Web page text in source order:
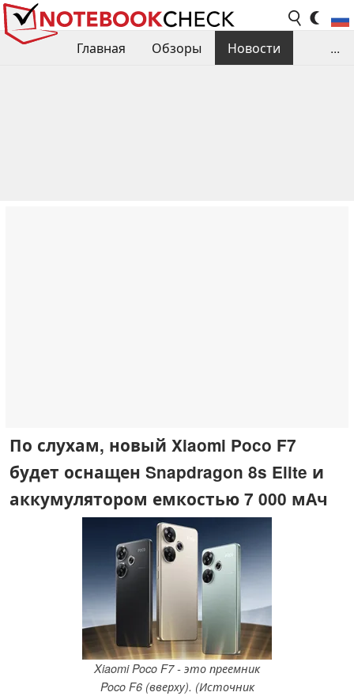
Главная Обзоры
Новости
...
По слухам, новый Xiaomi Poco F7
будет оснащен Snapdragon 8s Elite и
аккумулятором емкостью 7 000 мАч
Xiaomi Poco F7 - это преемник
Poco F6 (вверху). (Источник